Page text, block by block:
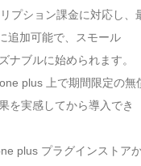
プション課金に対応し、
追加可能で、スモール
ナブルに始められます。
plus 上で期間限定の無
を実感してから導入でき
plus プラグインストア